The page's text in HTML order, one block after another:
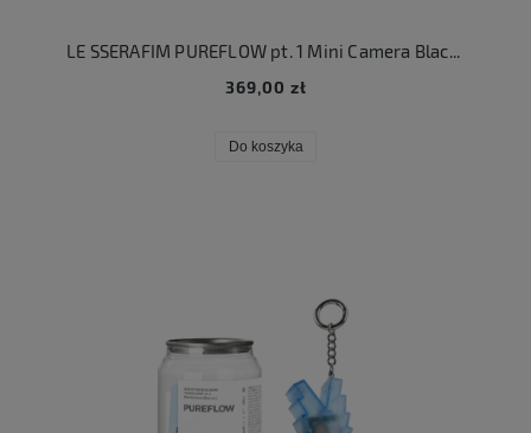
LE SSERAFIM PUREFLOW pt. 1 Mini Camera Black ver.
369,00 zł
Do koszyka